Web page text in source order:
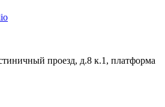
проезд, д.8 к.1, платформа